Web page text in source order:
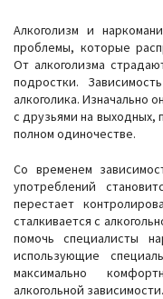
Алкоголизм и
проблемы, которые
От алкоголизма
подростки.
алкоголика. Изначально
с друзьями на выходных,
полном одиночестве.
Со временем
употреблений
перестает
сталкивается с
помочь специалисты
использующие
максимально
алкогольной зависимости.